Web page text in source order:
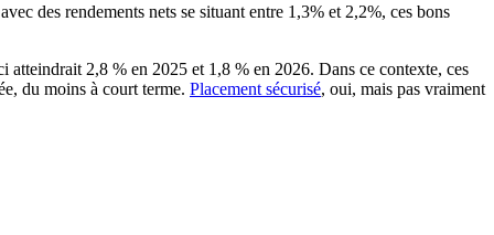
des rendements nets se situant entre 1,3% et 2,2%, ces bons
2,8 % en 2025 et 1,8 % en 2026. Dans ce contexte, ces
du moins à court terme. Placement sécurisé, oui, mais pas vraiment